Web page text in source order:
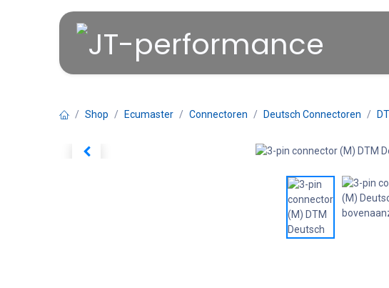
Shop Ecumaster Connectoren Deutsch Connectoren